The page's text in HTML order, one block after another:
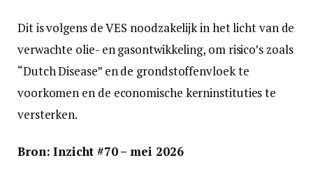
Dit is volgens de VES noodzakelijk in het licht van de
verwachte olie- en gasontwikkeling, om risico’s zoals
“Dutch Disease” en de grondstoffenvloek te
voorkomen en de economische kerninstituties te
versterken.
Bron: Inzicht #70 – mei 2026